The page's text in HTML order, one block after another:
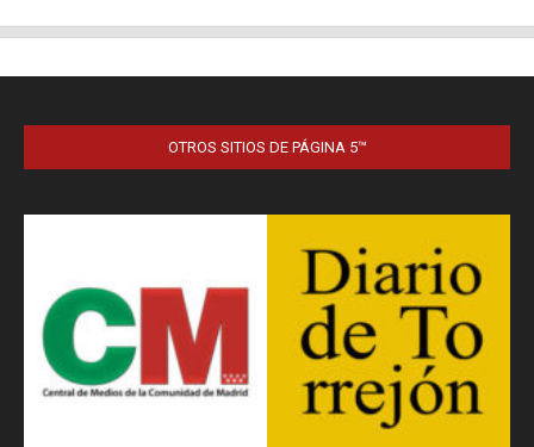
OTROS SITIOS DE PÁGINA 5™